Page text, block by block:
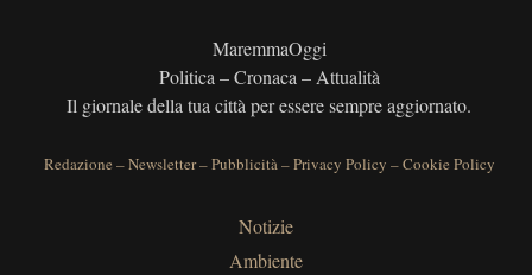
MaremmaOggi
Politica – Cronaca – Attualità
Il giornale della tua città per essere sempre aggiornato.
Redazione –Newsletter–Pubblicità–Privacy Policy –Cookie Policy
Notizie
Ambiente